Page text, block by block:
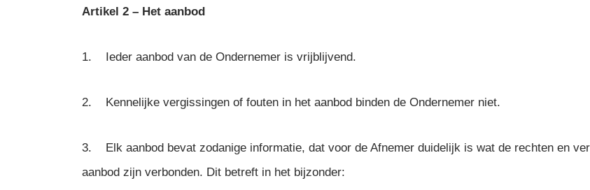
Artikel 2 – Het aanbod
1. Ieder aanbod van de Ondernemer is vrijblijvend.
2. Kennelijke vergissingen of fouten in het aanbod binden de Ondernemer niet.
3. Elk aanbod bevat zodanige informatie, dat voor de Afnemer duidelijk is wat de rechten en
aanbod zijn verbonden. Dit betreft in het bijzonder: